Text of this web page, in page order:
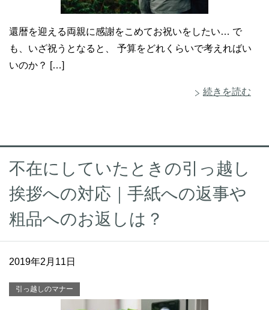
還暦を迎える両親に感謝をこめてお祝いをしたい… で
も、いざ祝うとなると、 予算をどれくらいで考えればい
いのか？ […]
続きを読む
不在にしていたときの引っ越し
挨拶への対応｜手紙への返事や
粗品へのお返しは？
2019年2月11日
引っ越しのマナー